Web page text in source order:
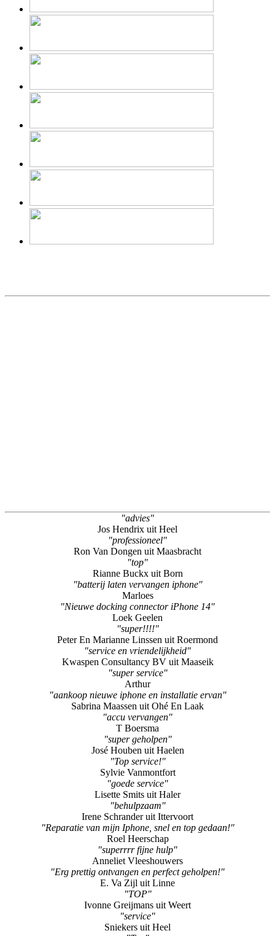
"advies"
Jos Hendrix uit Heel
"professioneel"
Ron Van Dongen uit Maasbracht
"top"
Rianne Buckx uit Born
"batterij laten vervangen iphone"
Marloes
"Nieuwe docking connector iPhone 14"
Loek Geelen
"super!!!!"
Peter En Marianne Linssen uit Roermond
"service en vriendelijkheid"
Kwaspen Consultancy BV uit Maaseik
"super service"
Arthur
"aankoop nieuwe iphone en installatie ervan"
Sabrina Maassen uit Ohé En Laak
"accu vervangen"
T Boersma
"super geholpen"
José Houben uit Haelen
"Top service!"
Sylvie Vanmontfort
"goede service"
Lisette Smits uit Haler
"behulpzaam"
Irene Schrander uit Ittervoort
"Reparatie van mijn Iphone, snel en top gedaan!"
Roel Heerschap
"superrrr fijne hulp"
Anneliet Vleeshouwers
"Erg prettig ontvangen en perfect geholpen!"
E. Va Zijl uit Linne
"TOP"
Ivonne Greijmans uit Weert
"service"
Sniekers uit Heel